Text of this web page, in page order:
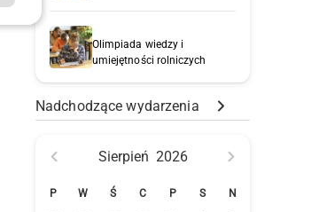
Olimpiada wiedzy i
umiejętności rolniczych
Nadchodzące wydarzenia
Sierpień 2026
P W Ś C P S N